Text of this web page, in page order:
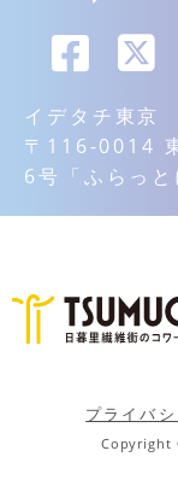
イデタチ東京
〒116-0014
6号「ふらっ
プライバ
Copyright